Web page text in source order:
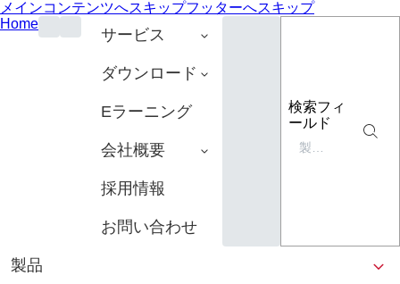
メインコンテンツへスキップフッターへスキップ
Home
サービス
ダウンロード
Eラーニング
会社概要
採用情報
お問い合わせ
検索フィ
ールド
製品